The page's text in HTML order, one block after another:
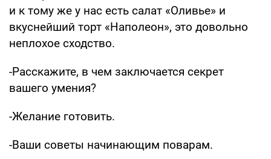
и к тому же у нас есть салат «Оливье» и
вкуснейший торт «Наполеон», это довольно
неплохое сходство.
-Расскажите, в чем заключается секрет
вашего умения?
-Желание готовить.
-Ваши советы начинающим поварам.